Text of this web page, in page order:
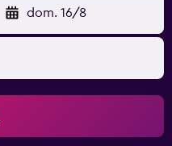
dom. 16/8